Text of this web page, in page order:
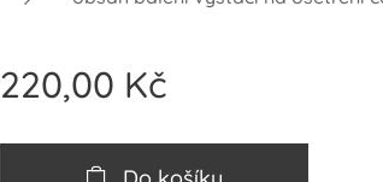
220,00 Kč